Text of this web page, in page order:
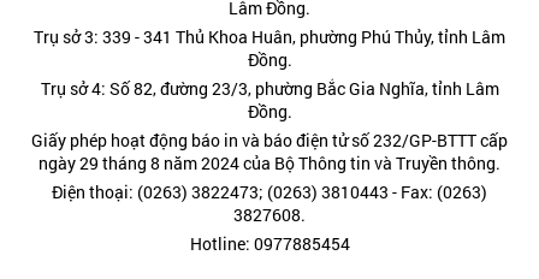
Lâm Đồng.
Trụ sở 3: 339 - 341 Thủ Khoa Huân, phường Phú Thủy, tỉnh Lâm
Đồng.
Trụ sở 4: Số 82, đường 23/3, phường Bắc Gia Nghĩa, tỉnh Lâm
Đồng.
Giấy phép hoạt động báo in và báo điện tử số 232/GP-BTTT cấp
ngày 29 tháng 8 năm 2024 của Bộ Thông tin và Truyền thông.
Điện thoại: (0263) 3822473; (0263) 3810443 - Fax: (0263)
3827608.
Hotline: 0977885454